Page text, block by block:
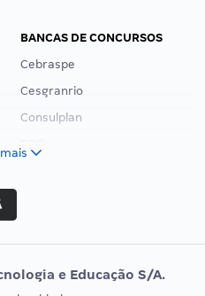
BANCAS DE CONCURSOS
Cebraspe
Cesgranrio
Consulplan
Vunespe Educação S/A.